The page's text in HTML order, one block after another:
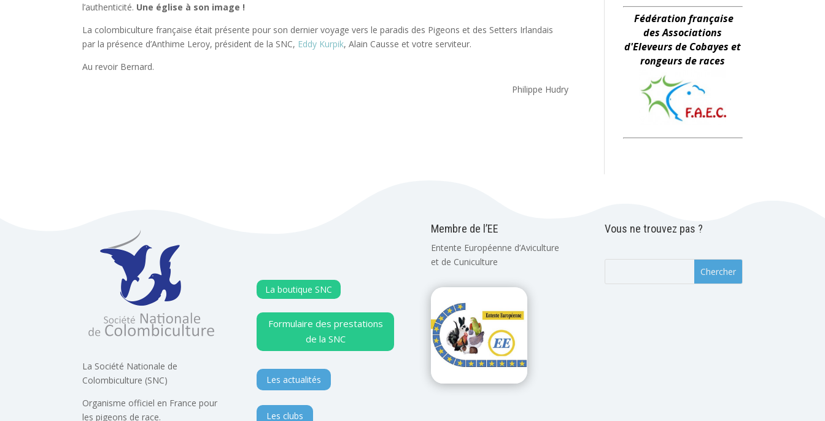
l’authenticité. Une église à son image !
La colombiculture française était présente pour son dernier voyage vers le paradis des Pigeons et des Setters Irlandais
par la présence d’Anthime Leroy, président de la SNC, Eddy Kurpik, Alain Causse et votre serviteur.
Au revoir Bernard.
Philippe Hudry
Fédération française
des Associations
d'Eleveurs de Cobayes et
rongeurs de races
La Société Nationale de
Colombiculture (SNC)
Organisme officiel en France pour
les pigeons de race.
La boutique SNC
Formulaire des prestations
de la SNC
Les actualités
Les clubs
Membre de l’EE
Entente Européenne d’Aviculture
et de Cuniculture
Vous ne trouvez pas ?